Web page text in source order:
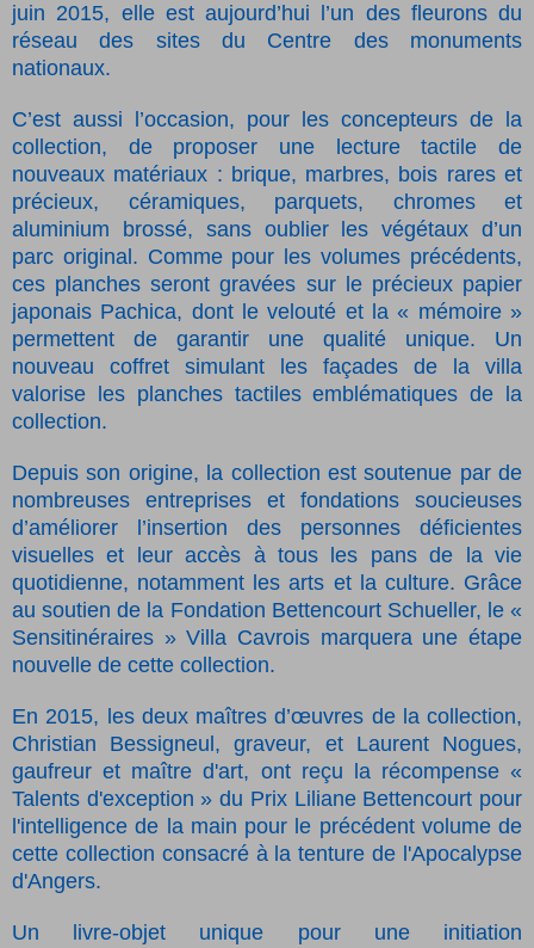
juin 2015, elle est aujourd’hui l’un des fleurons du
réseau des sites du Centre des monuments
nationaux.
C’est aussi l’occasion, pour les concepteurs de la
collection, de proposer une lecture tactile de
nouveaux matériaux : brique, marbres, bois rares et
précieux, céramiques, parquets, chromes et
aluminium brossé, sans oublier les végétaux d’un
parc original. Comme pour les volumes précédents,
ces planches seront gravées sur le précieux papier
japonais Pachica, dont le velouté et la « mémoire »
permettent de garantir une qualité unique. Un
nouveau coffret simulant les façades de la villa
valorise les planches tactiles emblématiques de la
collection.
Depuis son origine, la collection est soutenue par de
nombreuses entreprises et fondations soucieuses
d’améliorer l’insertion des personnes déficientes
visuelles et leur accès à tous les pans de la vie
quotidienne, notamment les arts et la culture. Grâce
au soutien de la Fondation Bettencourt Schueller, le «
Sensitinéraires » Villa Cavrois marquera une étape
nouvelle de cette collection.
En 2015, les deux maîtres d’œuvres de la collection,
Christian Bessigneul, graveur, et Laurent Nogues,
gaufreur et maître d'art, ont reçu la récompense «
Talents d'exception » du Prix Liliane Bettencourt pour
l'intelligence de la main pour le précédent volume de
cette collection consacré à la tenture de l'Apocalypse
d'Angers.
Un livre-objet unique pour une initiation